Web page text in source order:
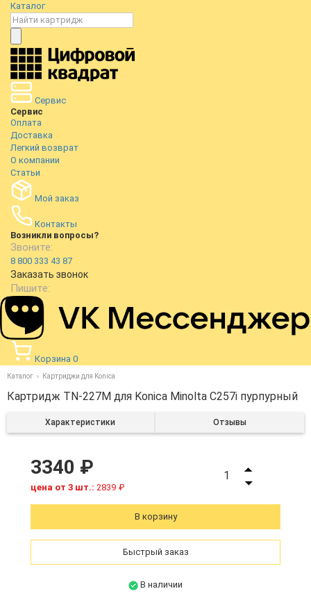
Каталог
Сервис
Сервис
Оплата
Доставка
Легкий возврат
О компании
Статьи
Мой заказ
Контакты
Возникли вопросы?
Звоните:
8 800 333 43 87
Заказать звонок
Пишите:
Корзина 0
Каталог Картриджи для Konica
Картридж TN-227M для Konica Minolta C257i пурпурный
Характеристики Отзывы
3340 ₽
цена от 3 шт.: 2839 ₽
1
В корзину
Быстрый заказ
В наличии